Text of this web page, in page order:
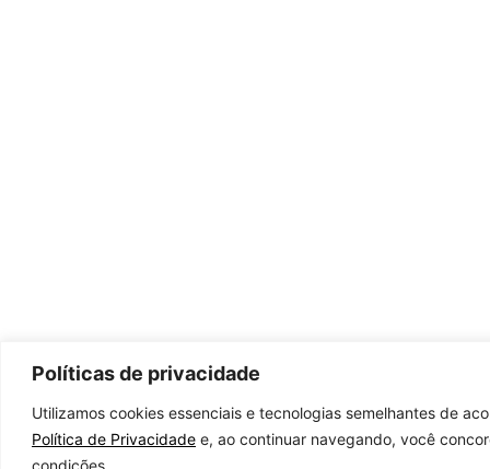
Políticas de privacidade
Utilizamos cookies essenciais e tecnologias semelhantes de
Política de Privacidade e, ao continuar navegando, você
condições.